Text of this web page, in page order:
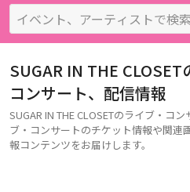
SUGAR IN THE
コンサート、配信情報
SUGAR IN THE CLOSETのライブ・コ
ブ・コンサートのチケット情報や関連
報コンテンツをお届けします。